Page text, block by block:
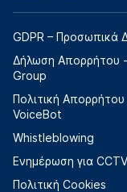
GDPR – Προσωπικά
Δήλωση Απορρήτου
Group
Πολιτική
VoiceBot
Whistleblowing
Ενημέρωση για CCTV
Πολιτική Cookies